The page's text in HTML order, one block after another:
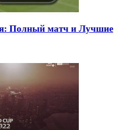
Полный матч и Лучшие